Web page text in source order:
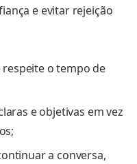
e evitar rejeição
respeite o tempo de
e objetivas em vez
a conversa,